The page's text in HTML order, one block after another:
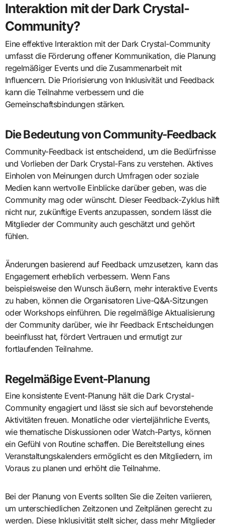
Interaktion mit der Dark Crystal-
Community?
Eine effektive Interaktion mit der Dark Crystal-Community
umfasst die Förderung offener Kommunikation, die Planung
regelmäßiger Events und die Zusammenarbeit mit
Influencern. Die Priorisierung von Inklusivität und Feedback
kann die Teilnahme verbessern und die
Gemeinschaftsbindungen stärken.
Die Bedeutung von Community-Feedback
Community-Feedback ist entscheidend, um die Bedürfnisse
und Vorlieben der Dark Crystal-Fans zu verstehen. Aktives
Einholen von Meinungen durch Umfragen oder soziale
Medien kann wertvolle Einblicke darüber geben, was die
Community mag oder wünscht. Dieser Feedback-Zyklus hilft
nicht nur, zukünftige Events anzupassen, sondern lässt die
Mitglieder der Community auch geschätzt und gehört
fühlen.
Änderungen basierend auf Feedback umzusetzen, kann das
Engagement erheblich verbessern. Wenn Fans
beispielsweise den Wunsch äußern, mehr interaktive Events
zu haben, können die Organisatoren Live-Q&A-Sitzungen
oder Workshops einführen. Die regelmäßige Aktualisierung
der Community darüber, wie ihr Feedback Entscheidungen
beeinflusst hat, fördert Vertrauen und ermutigt zur
fortlaufenden Teilnahme.
Regelmäßige Event-Planung
Eine konsistente Event-Planung hält die Dark Crystal-
Community engagiert und lässt sie sich auf bevorstehende
Aktivitäten freuen. Monatliche oder vierteljährliche Events,
wie thematische Diskussionen oder Watch-Partys, können
ein Gefühl von Routine schaffen. Die Bereitstellung eines
Veranstaltungskalenders ermöglicht es den Mitgliedern, im
Voraus zu planen und erhöht die Teilnahme.
Bei der Planung von Events sollten Sie die Zeiten variieren,
um unterschiedlichen Zeitzonen und Zeitplänen gerecht zu
werden. Diese Inklusivität stellt sicher, dass mehr Mitglieder